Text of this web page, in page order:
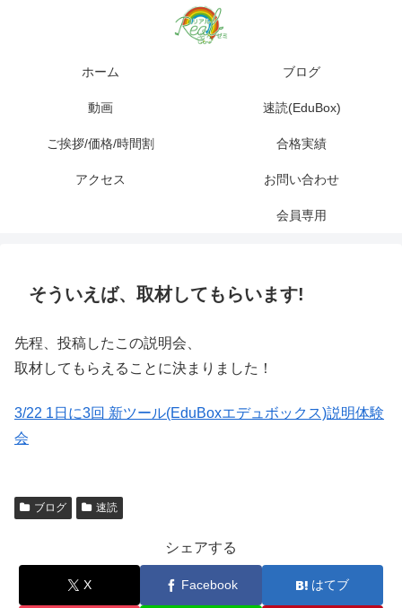
ホーム ブログ
動画 速読(EduBox)
ご挨拶/価格/時間割 合格実績
アクセス お問い合わせ
会員専用
そういえば、取材してもらいます!
先程、投稿したこの説明会、
取材してもらえることに決まりました！
3/22 1日に3回 新ツール(EduBoxエデュボックス)説明体験
会
ブログ 速読
シェアする
X Facebook はてブ